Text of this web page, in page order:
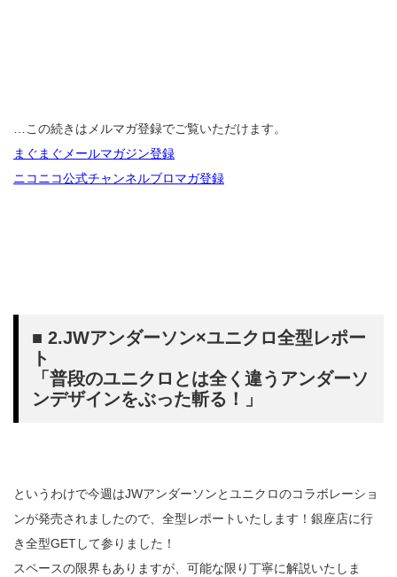
…この続きはメルマガ登録でご覧いただけます。
まぐまぐメールマガジン登録
ニコニコ公式チャンネルブロマガ登録
■ 2.JWアンダーソン×ユニクロ全型レポー
ト
「普段のユニクロとは全く違うアンダーソ
ンデザインをぶった斬る！」
というわけで今週はJWアンダーソンとユニクロのコラボレーショ
ンが発売されましたので、全型レポートいたします！銀座店に行
き全型GETして参りました！
スペースの限界もありますが、可能な限り丁寧に解説いたしま